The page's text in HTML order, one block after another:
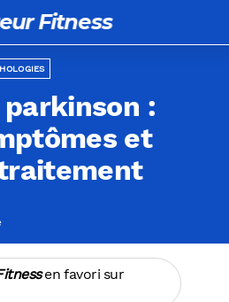
Fitness
:
et
en favori sur